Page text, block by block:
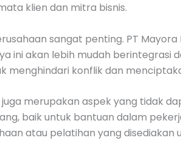
klien dan mitra bisnis.
sangat penting. PT
ini akan lebih mudah
konflik dan
merupakan aspek yang tidak
baik untuk bantuan dalam
atau pelatihan yang disediakan